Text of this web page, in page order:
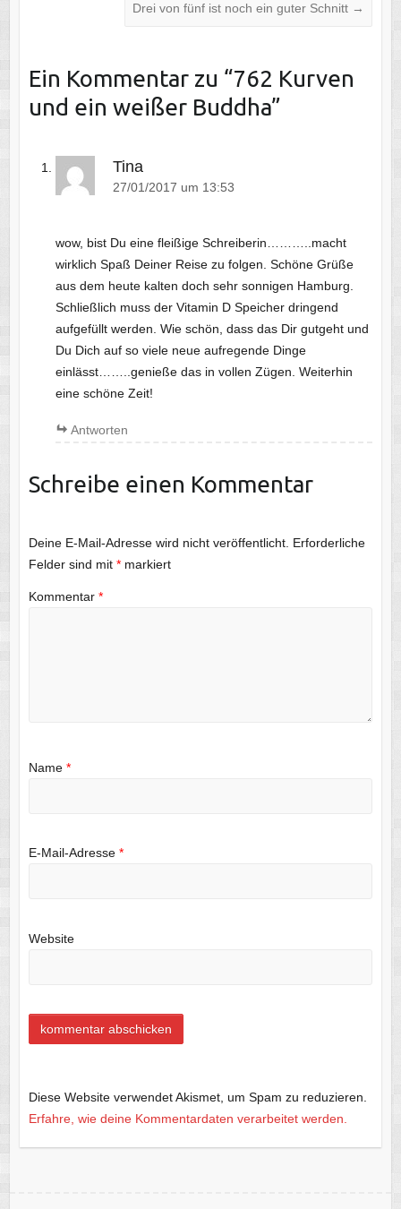
Drei von fünf ist noch ein guter Schnitt →
Ein Kommentar zu “762 Kurven
und ein weißer Buddha”
Tina
27/01/2017 um 13:53
wow, bist Du eine fleißige Schreiberin………..macht
wirklich Spaß Deiner Reise zu folgen. Schöne Grüße
aus dem heute kalten doch sehr sonnigen Hamburg.
Schließlich muss der Vitamin D Speicher dringend
aufgefüllt werden. Wie schön, dass das Dir gutgeht und
Du Dich auf so viele neue aufregende Dinge
einlässt……..genieße das in vollen Zügen. Weiterhin
eine schöne Zeit!
Antworten
Schreibe einen Kommentar
Deine E-Mail-Adresse wird nicht veröffentlicht. Erforderliche
Felder sind mit *markiert
Kommentar *
Name *
E-Mail-Adresse *
Website
Diese Website verwendet Akismet, um Spam zu reduzieren.
Erfahre, wie deine Kommentardaten verarbeitet werden.